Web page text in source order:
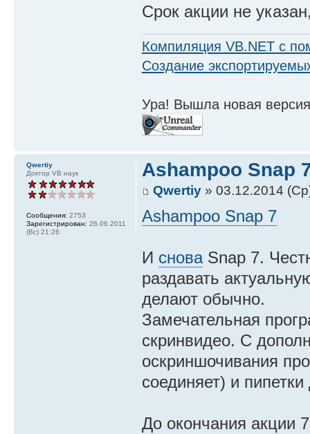
Срок акции не
Компиляция VB.NET с
Создание
Ура! Вышла новая
Qwertiy
Доктор VB наук
Сообщения: 2753
Зарегистрирован: 26.06.2011
(Вс) 21:26
Ashampoo Snap
Qwertiy» 03.12.2014
Ashampoo Snap 7
И сноваSnap 7.
раздавать
делают обычно.
Замечательная
скринвидео. С
оскриншочивания
соединяет) и
До окончания акции